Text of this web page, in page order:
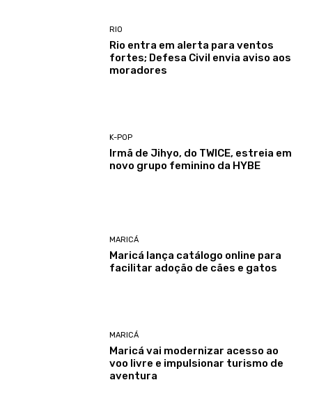
RIO
Rio entra em alerta para ventos
fortes; Defesa Civil envia aviso aos
moradores
K-POP
Irmã de Jihyo, do TWICE, estreia em
novo grupo feminino da HYBE
MARICÁ
Maricá lança catálogo online para
facilitar adoção de cães e gatos
MARICÁ
Maricá vai modernizar acesso ao
voo livre e impulsionar turismo de
aventura